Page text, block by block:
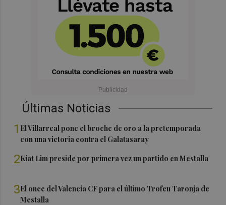
Últimas Noticias
1 El Villarreal pone el broche de oro a la pretemporada
con una victoria contra el Galatasaray
2Kiat Lim preside por primera vez un partido en Mestalla
3El once del Valencia CF para el último Trofeu Taronja de
Mestalla